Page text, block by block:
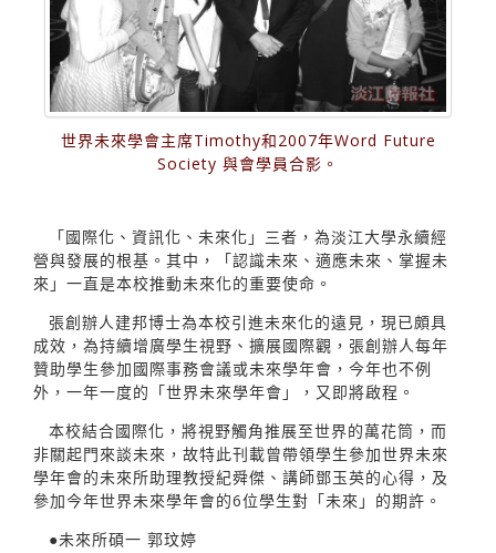
世界未來學會主席Timothy和2007年Word Future
Society 與會學員合影。
「國際化、資訊化、未來化」三者，為淡江大學永續經
營與發展的根基。其中，「認識未來、適應未來、掌握未
來」一直是本校推動未來化的重要使命。
張創辦人建邦博士為本校引進未來化的遠見，現已頗具
成效，為持續增廣學生視野、擴展國際觀，張創辦人每年
贊助學生參加國際事務會議或未來學年會，今年也不例
外，一年一度的「世界未來學年會」，又即將啟程。
本校結合國際化，將視野觸角推展至世界的萬花筒，而
非關起門來談未來，故特此刊載曾帶領學生參加世界未來
學年會的未來所助理教授紀舜傑、講師鄧玉英的心得，及
參加今年世界未來學年會的6位學生對「未來」的期許。
●未來所碩一 郭玟婷